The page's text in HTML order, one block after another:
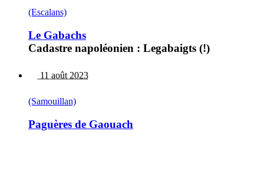
(Escalans)
Le Gabachs
Cadastre napoléonien : Legabaigts (!)
11 août 2023
(Samouillan)
Paguères de Gaouach